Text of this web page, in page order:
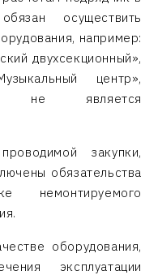
осуществить
например:
двухсекционный»,
центр»,
не является
закупки,
обязательства
немонтируемого
оборудования,
эксплуатации